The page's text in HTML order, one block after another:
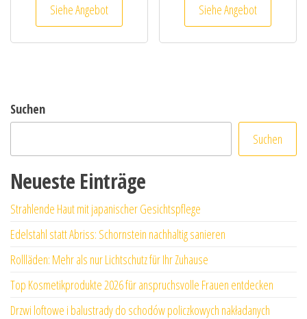
Siehe Angebot Siehe Angebot
Suchen
Suchen
Neueste Einträge
Strahlende Haut mit japanischer Gesichtspflege
Edelstahl statt Abriss: Schornstein nachhaltig sanieren
Rollläden: Mehr als nur Lichtschutz für Ihr Zuhause
Top Kosmetikprodukte 2026 für anspruchsvolle Frauen entdecken
Drzwi loftowe i balustrady do schodów policzkowych nakładanych